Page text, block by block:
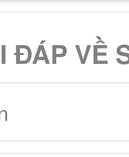
Phần
DR
cho
ĐÁP VỀ